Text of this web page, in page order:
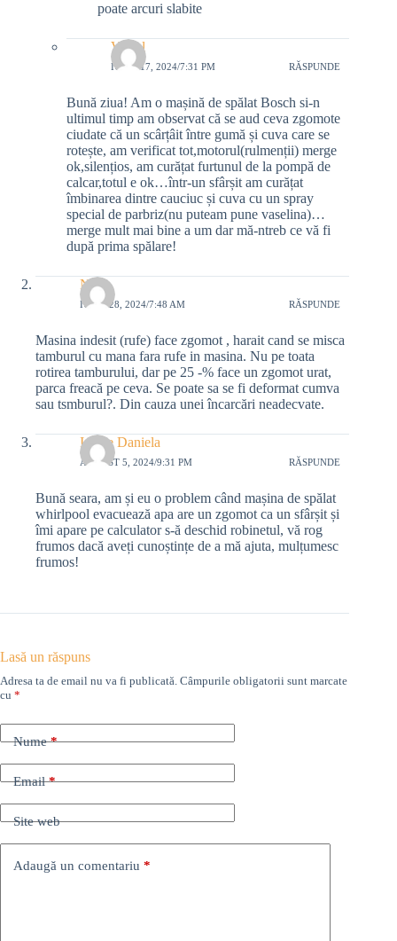
poate arcuri slabite
Viorel
IULIE 17, 2024/7:31 PM RĂSPUNDE
Bună ziua! Am o mașină de spălat Bosch si-n
ultimul timp am observat că se aud ceva zgomote
ciudate că un scârțâit între gumă și cuva care se
rotește, am verificat tot,motorul(rulmenții) merge
ok,silențios, am curățat furtunul de la pompă de
calcar,totul e ok…într-un sfârșit am curățat
îmbinarea dintre cauciuc și cuva cu un spray
special de parbriz(nu puteam pune vaselina)…
merge mult mai bine a um dar mă-ntreb ce vă fi
după prima spălare!
Nelu
IULIE 28, 2024/7:48 AM RĂSPUNDE
Masina indesit (rufe) face zgomot , harait cand se misca
tamburul cu mana fara rufe in masina. Nu pe toata
rotirea tamburului, dar pe 25 -% face un zgomot urat,
parca freacă pe ceva. Se poate sa se fi deformat cumva
sau tsmburul?. Din cauza unei încarcări neadecvate.
Istrate Daniela
AUGUST 5, 2024/9:31 PM RĂSPUNDE
Bună seara, am și eu o problem când mașina de spălat
whirlpool evacuează apa are un zgomot ca un sfârșit și
îmi apare pe calculator s-ă deschid robinetul, vă rog
frumos dacă aveți cunoștințe de a mă ajuta, mulțumesc
frumos!
Lasă un răspuns
Adresa ta de email nu va fi publicată. Câmpurile obligatorii sunt marcate
cu *
Nume*
Email*
Site web
Adaugă un comentariu *